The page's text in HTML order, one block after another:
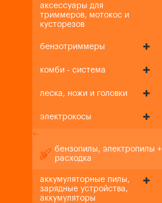
аксессуары для
триммеров, мотокос и
кусторезов
бензотриммеры
комби - система
леска, ножи и головки
электрокосы
+-
бензопилы, электропилы +
расходка
аккумуляторные пилы,
зарядные устройства,
аккумуляторы